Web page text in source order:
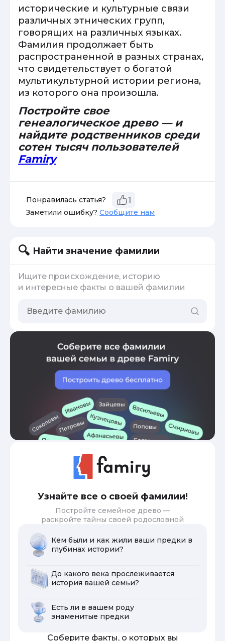
исторические и культурные связи
различных этнических групп,
говорящих на различных языках.
Фамилия продолжает быть
распространенной в разных странах,
что свидетельствует о богатой
мультикультурной истории региона,
из которого она произошла.
Постройте свое
генеалогическое древо — и
найдите родственников среди
сотен тысяч пользователей
Famiry
Понравилась статья? 1
Заметили ошибку? Сообщите нам
Найти значение фамилии
Ищите происхождение, историю
и интересные факты о вашей фамилии
Узнайте все о своей фамилии!
Постройте семейное древо —
раскройте тайны своей родословной
Кем были и как жили ваши предки в
глубинах истории?
До какого века прослеживается
история вашей семьи?
Есть ли в вашем роду
знаменитые предки
Соберите факты, о которых вы